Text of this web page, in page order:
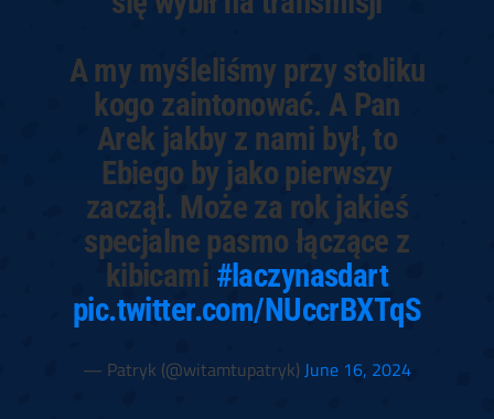
A my myśleliśmy przy stoliku
kogo zaintonować. A Pan
Arek jakby z nami był, to
Ebiego by jako pierwszy
zaczął. Może za rok jakieś
specjalne pasmo łączące z
kibicami #laczynasdart
pic.twitter.com/NUccrBXTqS
— Patryk (@witamtupatryk)June 16, 2024